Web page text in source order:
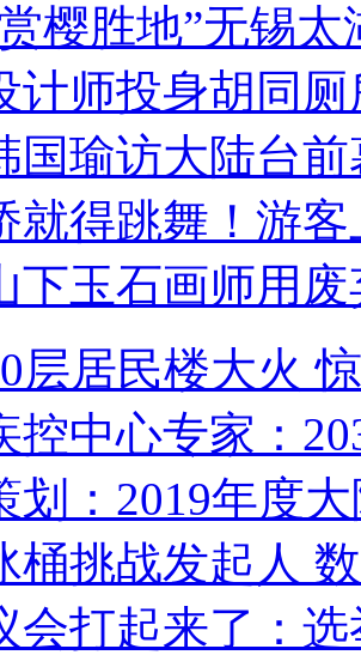
樱胜地”无锡
计师投身胡同
国瑜访大陆台
就得跳舞！游客
下玉石画师用
层居民楼大火
控中心专家：
划：2019年度
桶挑战发起人
会打起来了：